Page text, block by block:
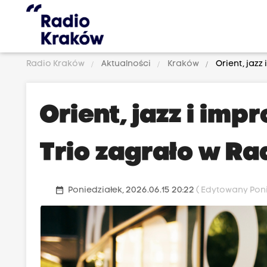
Radio Kraków Aktualności Kraków Orient, jazz
Orient, jazz i
Trio zagrało w
date_range Poniedziałek, 2026.06.15 20:22( Edytowany